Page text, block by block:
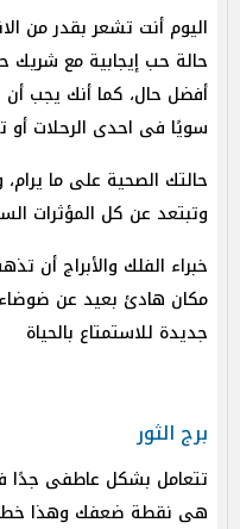
اليوم أنت تشعر بقدر من
حالة حب إيجابية مع شريك
أفضل حال، كما أنك يجب أن
سويًا فى احدى الرحلات أو
حالتك الصحية على ما
وتبتعد عن كل المؤثرات
خبراء الفلك والأبراج
مكان هادئ بعيد عن ضوضاء
جديدة للاستمتاع بالحياة
برج الثور
تتعامل بشكل عاطفى جدًا
هى نقطة ضعفك وهذا